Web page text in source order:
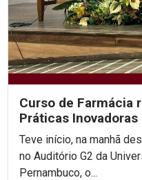
Curso de Farmácia
Práticas
de
Teve início, na manhã
no Auditório G2 da
Pernambuco, o...